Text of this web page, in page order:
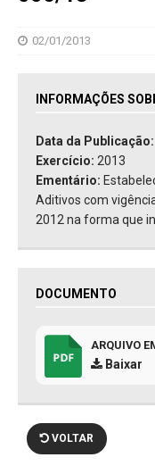
02/01/2013
INFORMAÇÕES
Data da Publicação:
Exercício: 2013
Ementário:
Aditivos com
2012 na forma que
DOCUMENTO
ARQUIVO
Baixar
VOLTAR